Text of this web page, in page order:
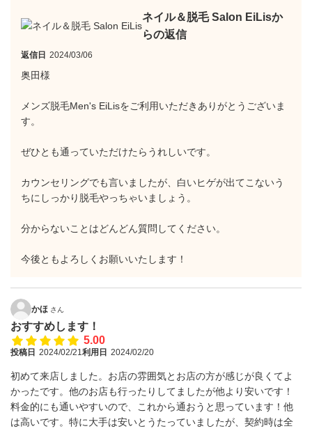
ネイル＆脱毛 Salon EiLisか
らの返信
返信日 2024/03/06
奥田様
メンズ脱毛Men's EiLisをご利用いただきありがとうございま
す。
ぜひとも通っていただけたらうれしいです。
カウンセリングでも言いましたが、白いヒゲが出てこないう
ちにしっかり脱毛やっちゃいましょう。
分からないことはどんどん質問してください。
今後ともよろしくお願いいたします！
かほ さん
おすすめします！
5.00
投稿日 2024/02/21利用日 2024/02/20
初めて来店しました。お店の雰囲気とお店の方が感じが良くてよ
かったです。他のお店も行ったりしてましたが他より安いです！
料金的にも通いやすいので、これから通おうと思っています！他
は高いです。特に大手は安いとうたっていましたが、契約時は全